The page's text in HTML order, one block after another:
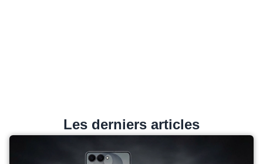
Les derniers articles